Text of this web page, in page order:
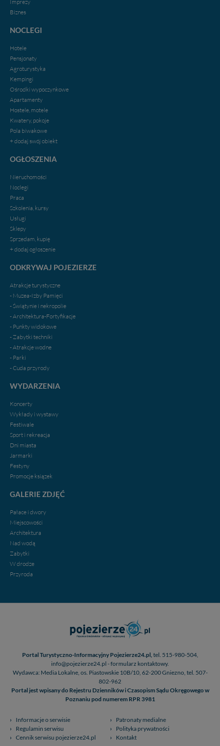
Imprezy
Biznes
NOCLEGI
Hotele
Pensjonaty
Agroturystyka
Kempingi
Ośrodki wypoczynkowe
Apartamenty
Hostele, motele
Kwatery, pokoje
Pola biwakowe
+ dodaj swój obiekt
OGŁOSZENIA
Nieruchomości
Noclegi
Praca
Szkolenia, kursy
Usługi
Sklepy
Sprzedam, kupię
+ dodaj ogłoszenie
ODKRYWAJ POJEZIERZE
Atrakcje turystyczne
- Muzea-Izby Pamięci
- Świątynie i nekropolie
- Architektura-Fortyfikacje
- Punkty widokowe
- Zabytki techniki
- Atrakcje wodne
- Parki
- Cuda przyrody
WYDARZENIA
Koncerty
Wykłady i wystawy
Festiwale
Sport i rekreacja
Dni miasta
Jarmarki
Festyny
Promocje ksiązek
GALERIE ZDJĘĆ
Pałace i dwory
Miejscowości
Architektura
Nad wodą
Zabytki
W drodze
Przyroda
Portal Turystyczno-Informacyjny Pojezierze24.pl, tel. 515-980-504,
info@pojezierze24.pl - formularz kontaktowy.
Wydawca: Media Lokalne, os. Piastowskie 10B/10, 62-200 Gniezno, tel. 507-
802-962
Portal jest wpisany do Rejestru Dzienników i Czasopism Sądu Okręgowego w
Poznaniu pod numerem RPR 3981
Informacje o serwisie
Patronaty medialne
Regulamin serwisu
Polityka prywatności
Cennik serwisu pojezierze24.pl
Kontakt